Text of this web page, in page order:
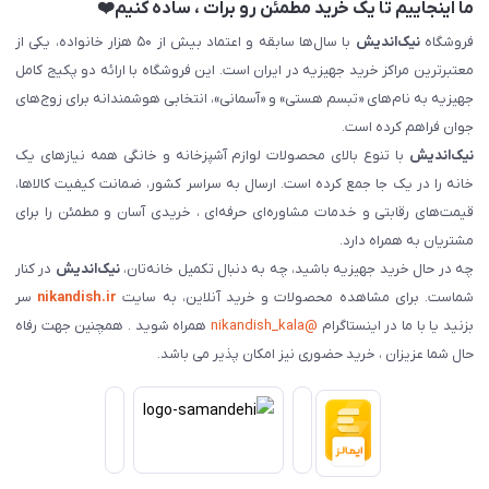
ما اینجاییم تا یک خرید مطمئن رو برات ، ساده کنیم❤️
فروشگاهنیک‌اندیش
با سال‌ها سابقه و اعتماد بیش از ۵۰ هزار خانواده، یکی از
معتبرترین مراکز خرید جهیزیه در ایران است. این فروشگاه با ارائه دو پکیج کامل
جهیزیه به نام‌های «تبسم هستی» و «آسمانی»، انتخابی هوشمندانه برای زوج‌های
جوان فراهم کرده است.
نیک‌اندیش با تنوع بالای محصولات لوازم آشپزخانه و خانگی همه نیازهای یک
خانه را در یک جا جمع کرده است. ارسال به سراسر کشور، ضمانت کیفیت کالاها،
قیمت‌های رقابتی و خدمات مشاوره‌ای حرفه‌ای ، خریدی آسان و مطمئن را برای
مشتریان به همراه دارد.
چه در حال خرید جهیزیه باشید، چه به دنبال تکمیل خانه‌تان،نیک‌اندیش در کنار
شماست. برای مشاهده محصولات و خرید آنلاین، به سایت nikandish.ir سر
بزنید یا با ما در اینستاگرام @nikandish_kala
همراه شوید . همچنین جهت رفاه
حال شما عزیزان ، خرید حضوری نیز امکان پذیر می باشد.